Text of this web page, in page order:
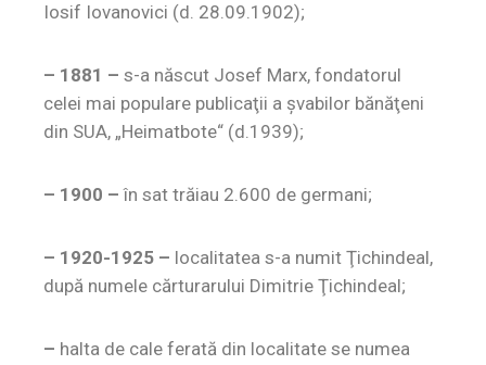
Iosif Iovanovici (d. 28.09.1902);
– 1881 – s-a născut Josef Marx, fondatorul
celei mai populare publicaţii a şvabilor bănăţeni
din SUA, „Heimatbote“ (d.1939);
– 1900 –în sat trăiau 2.600 de germani;
– 1920-1925 – localitatea s-a numit Ţichindeal,
după numele cărturarului Dimitrie Ţichindeal;
– halta de cale ferată din localitate se numea